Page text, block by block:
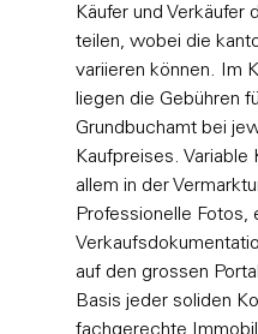
Käufer und Verkäufer
teilen, wobei die
variieren können. Im
liegen die Gebühren
Grundbuchamt bei
Kaufpreises.
allem in der
Professionelle Fotos,
auf den grossen
Basis jeder soliden
fachgerechte